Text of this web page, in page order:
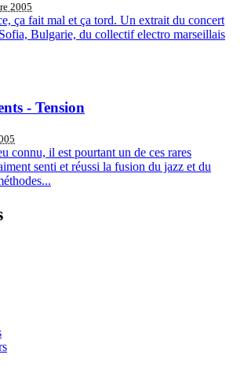
2005
ça fait mal et ça tord. Un extrait du concert
Bulgarie, du collectif electro marseillais
- Tension
connu, il est pourtant un de ces rares
senti et réussi la fusion du jazz et du